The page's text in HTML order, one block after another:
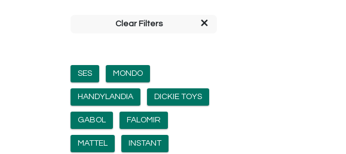
Clear Filters
SES MONDO
HANDYLANDIA DICKIE TOYS
GABOL FALOMIR
MATTEL INSTANT